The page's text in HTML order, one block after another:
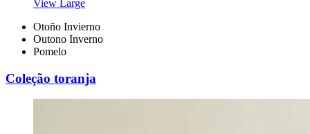
View Large
Otoño Invierno
Outono Inverno
Pomelo
Coleção toranja